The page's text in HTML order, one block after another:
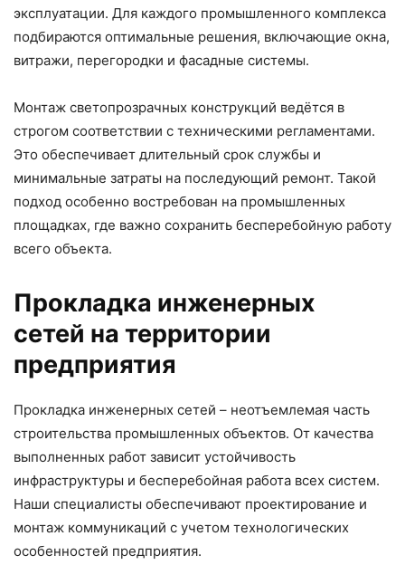
эксплуатации. Для каждого промышленного комплекса
подбираются оптимальные решения, включающие окна,
витражи, перегородки и фасадные системы.
Монтаж светопрозрачных конструкций ведётся в
строгом соответствии с техническими регламентами.
Это обеспечивает длительный срок службы и
минимальные затраты на последующий ремонт. Такой
подход особенно востребован на промышленных
площадках, где важно сохранить бесперебойную работу
всего объекта.
Прокладка инженерных
сетей на территории
предприятия
Прокладка инженерных сетей – неотъемлемая часть
строительства промышленных объектов. От качества
выполненных работ зависит устойчивость
инфраструктуры и бесперебойная работа всех систем.
Наши специалисты обеспечивают проектирование и
монтаж коммуникаций с учетом технологических
особенностей предприятия.